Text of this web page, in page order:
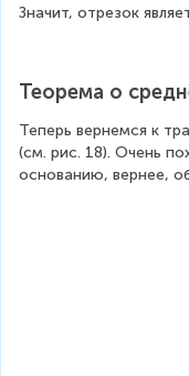
}
\f
ra
c
{
Значит, отрезок
Теорема о
Теперь вернемся к
(см. рис. 18). Очень
основанию, вернее,